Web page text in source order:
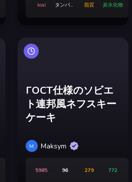
kcal
タンパク
脂質 炭水化物
ГОСТ仕様のソビエ
ト連邦風ネフスキー
ケーキ
M Maksym
5985 96 279 772